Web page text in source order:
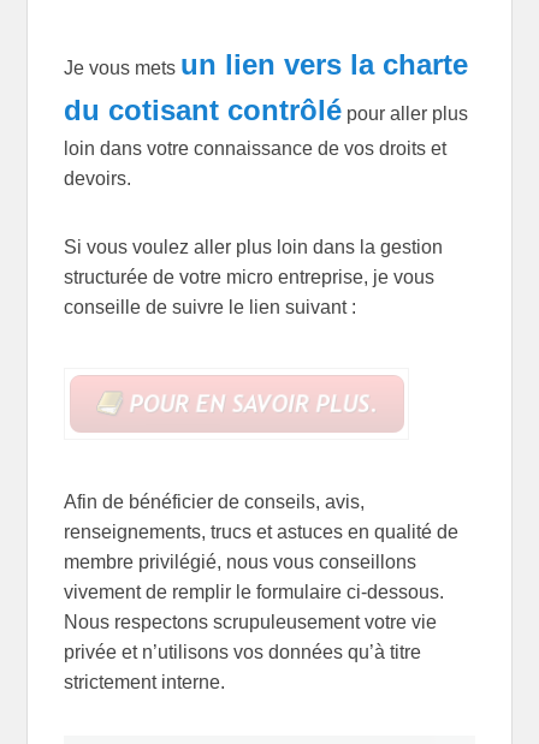
Je vous mets un lien vers la charte
du cotisant contrôlé pour aller plus
loin dans votre connaissance de vos droits et
devoirs.
Si vous voulez aller plus loin dans la gestion
structurée de votre micro entreprise, je vous
conseille de suivre le lien suivant :
Afin de bénéficier de conseils, avis,
renseignements, trucs et astuces en qualité de
membre privilégié, nous vous conseillons
vivement de remplir le formulaire ci-dessous.
Nous respectons scrupuleusement votre vie
privée et n’utilisons vos données qu’à titre
strictement interne.